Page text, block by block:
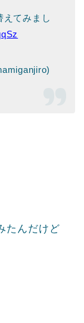
えてみまし
たんだけど